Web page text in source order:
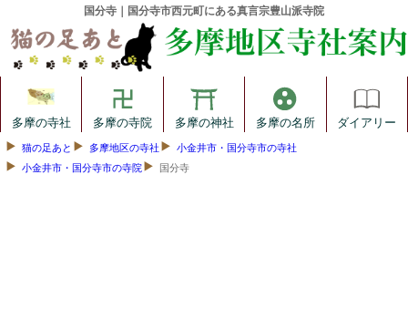
国分寺｜国分寺市西元町にある真言宗豊山派寺院
多摩の寺社 多摩の寺院 多摩の神社 多摩の名所 ダイアリー
猫の足あと 多摩地区の寺社
小金井市・国分寺市の寺社
小金井市・国分寺市の寺院
国分寺